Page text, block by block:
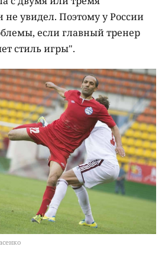
не увидел. Поэтому у России
если главный тренер
стиль игры".